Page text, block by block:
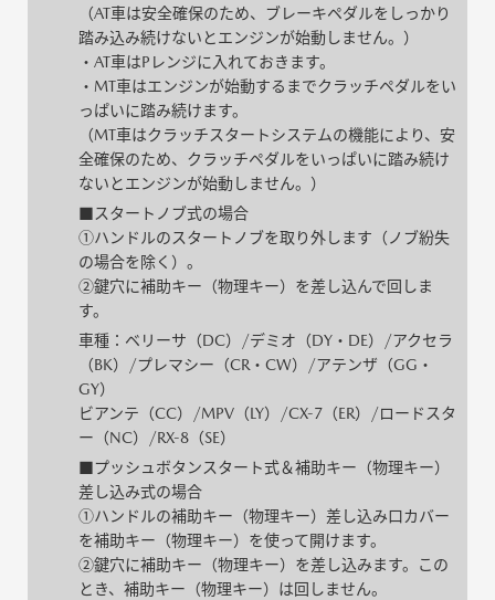
（AT車は安全確保のため、ブレーキペダルをしっかり
踏み込み続けないとエンジンが始動しません。）
・AT車はPレンジに入れておきます。
・MT車はエンジンが始動するまでクラッチペダルをい
っぱいに踏み続けます。
（MT車はクラッチスタートシステムの機能により、安
全確保のため、クラッチペダルをいっぱいに踏み続け
ないとエンジンが始動しません。）
■スタートノブ式の場合
①ハンドルのスタートノブを取り外します（ノブ紛失
の場合を除く）。
②鍵穴に補助キー（物理キー）を差し込んで回しま
す。
車種：ベリーサ（DC）/デミオ（DY・DE）/アクセラ
（BK）/プレマシー（CR・CW）/アテンザ（GG・
GY）
ビアンテ（CC）/MPV（LY）/CX-7（ER）/ロードスタ
ー（NC）/RX-8（SE）
■プッシュボタンスタート式＆補助キー（物理キー）
差し込み式の場合
①ハンドルの補助キー（物理キー）差し込み口カバー
を補助キー（物理キー）を使って開けます。
②鍵穴に補助キー（物理キー）を差し込みます。この
とき、補助キー（物理キー）は回しません。